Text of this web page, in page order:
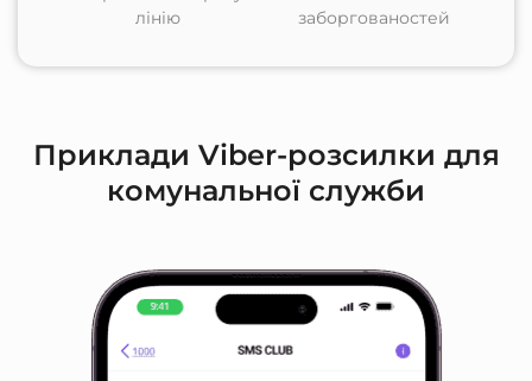
лінію
заборгованостей
Приклади Viber-розсилки для
комунальної служби